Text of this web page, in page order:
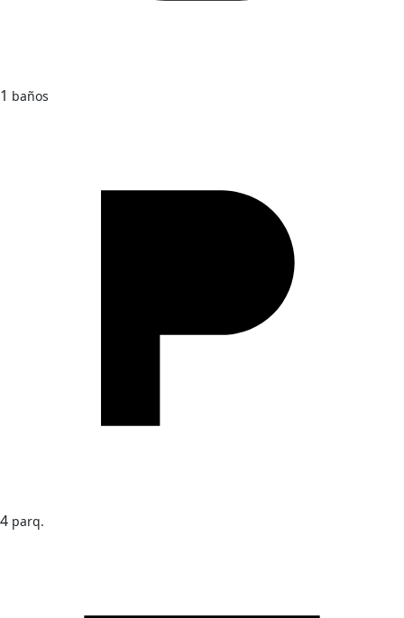
1 baños
4 parq.